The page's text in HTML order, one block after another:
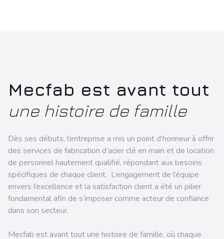
Mecfab est avant tout
une histoire de famille
Dès ses débuts, l’entreprise a mis un point d’honneur à offrir
des services de fabrication d’acier clé en main et de location
de personnel hautement qualifié, répondant aux besoins
spécifiques de chaque client. L’engagement de l’équipe
envers l’excellence et la satisfaction client a été un pilier
fondamental afin de s’imposer comme acteur de confiance
dans son secteur.
Mecfab est avant tout une histoire de famille, où chaque